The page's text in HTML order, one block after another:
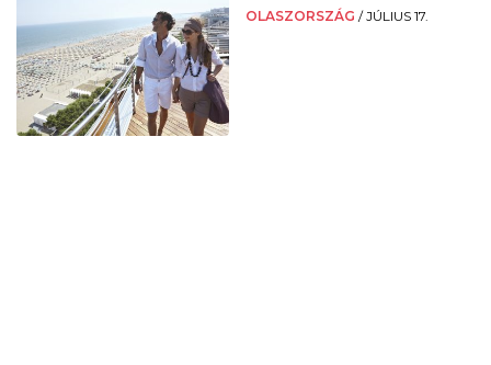
OLASZORSZÁG /JÚLIUS 17.